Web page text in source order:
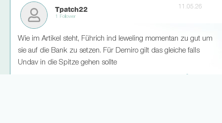
Tpatch22
1 Follower
11.05.26
Wie im Artikel steht, Führich ind leweling momentan zu gut um
sie auf die Bank zu setzen. Für Demiro gilt das gleiche falls
Undav in die Spitze gehen sollte